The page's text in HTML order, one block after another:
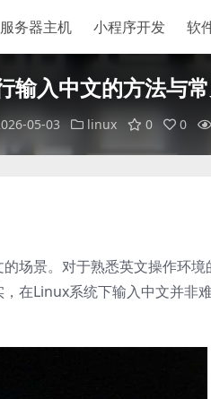
服务器主机 小程序开发 软
输入中文的方法与
05-03 linux 0 0
场景。对于熟悉英文操作环
在Linux系统下输入中文并非